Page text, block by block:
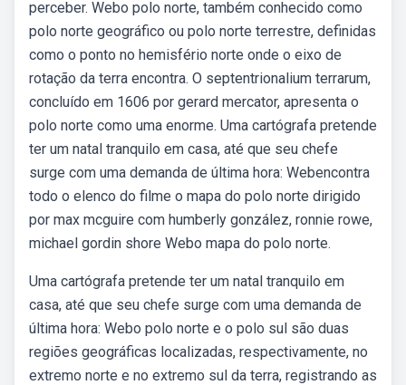
perceber. Webo polo norte, também conhecido como
polo norte geográfico ou polo norte terrestre, definidas
como o ponto no hemisfério norte onde o eixo de
rotação da terra encontra. O septentrionalium terrarum,
concluído em 1606 por gerard mercator, apresenta o
polo norte como uma enorme. Uma cartógrafa pretende
ter um natal tranquilo em casa, até que seu chefe
surge com uma demanda de última hora: Webencontra
todo o elenco do filme o mapa do polo norte dirigido
por max mcguire com humberly gonzález, ronnie rowe,
michael gordin shore Webo mapa do polo norte.
Uma cartógrafa pretende ter um natal tranquilo em
casa, até que seu chefe surge com uma demanda de
última hora: Webo polo norte e o polo sul são duas
regiões geográficas localizadas, respectivamente, no
extremo norte e no extremo sul da terra, registrando as